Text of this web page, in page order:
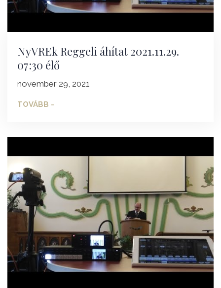
NyVREk Reggeli áhítat 2021.11.29.
07:30 élő
november 29, 2021
TOVÁBB -